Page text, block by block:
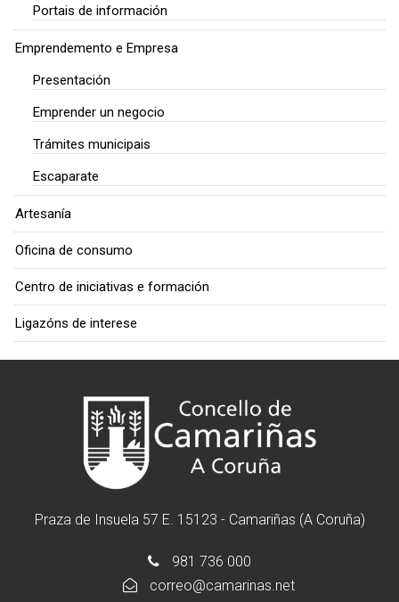
Portais de información
Emprendemento e Empresa
Presentación
Emprender un negocio
Trámites municipais
Escaparate
Artesanía
Oficina de consumo
Centro de iniciativas e formación
Ligazóns de interese
Praza de Insuela 57 E. 15123 - Camariñas (A Coruña)
981 736 000
correo@camarinas.net